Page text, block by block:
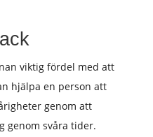
viktig fördel med att
hjälpa en person att
genom att
genom svåra tider.